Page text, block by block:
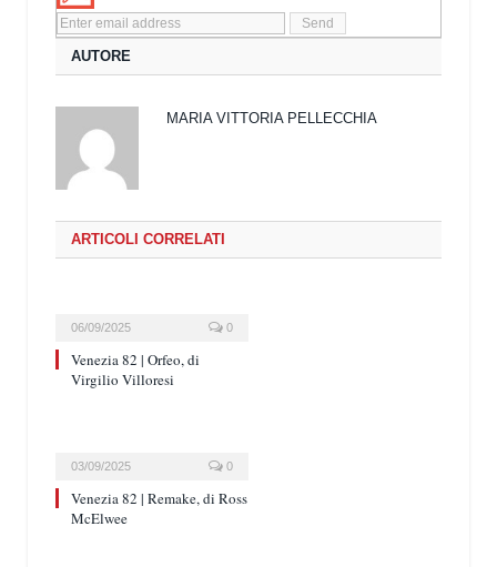
AUTORE
MARIA VITTORIA PELLECCHIA
ARTICOLI CORRELATI
06/09/2025 0
Venezia 82 | Orfeo, di
Virgilio Villoresi
03/09/2025 0
Venezia 82 | Remake, di Ross
McElwee